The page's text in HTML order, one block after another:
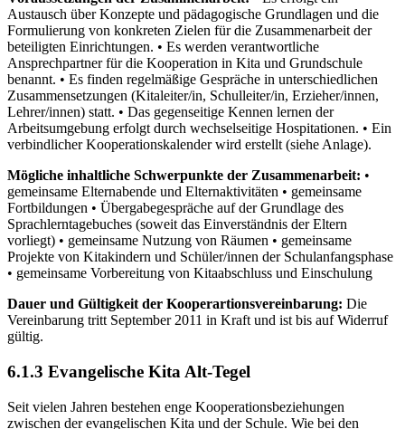
Austausch über Konzepte und pädagogische Grundlagen und die
Formulierung von konkreten Zielen für die Zusammenarbeit der
beteiligten Einrichtungen. • Es werden verantwortliche
Ansprechpartner für die Kooperation in Kita und Grundschule
benannt. • Es finden regelmäßige Gespräche in unterschiedlichen
Zusammensetzungen (Kitaleiter/in, Schulleiter/in, Erzieher/innen,
Lehrer/innen) statt. • Das gegenseitige Kennen lernen der
Arbeitsumgebung erfolgt durch wechselseitige Hospitationen. • Ein
verbindlicher Kooperationskalender wird erstellt (siehe Anlage).
Mögliche inhaltliche Schwerpunkte der Zusammenarbeit: •
gemeinsame Elternabende und Elternaktivitäten • gemeinsame
Fortbildungen • Übergabegespräche auf der Grundlage des
Sprachlerntagebuches (soweit das Einverständnis der Eltern
vorliegt) • gemeinsame Nutzung von Räumen • gemeinsame
Projekte von Kitakindern und Schüler/innen der Schulanfangsphase
• gemeinsame Vorbereitung von Kitaabschluss und Einschulung
Dauer und Gültigkeit der Kooperartionsvereinbarung: Die
Vereinbarung tritt September 2011 in Kraft und ist bis auf Widerruf
gültig.
6.1.3 Evangelische Kita Alt-Tegel
Seit vielen Jahren bestehen enge Kooperationsbeziehungen
zwischen der evangelischen Kita und der Schule. Wie bei den